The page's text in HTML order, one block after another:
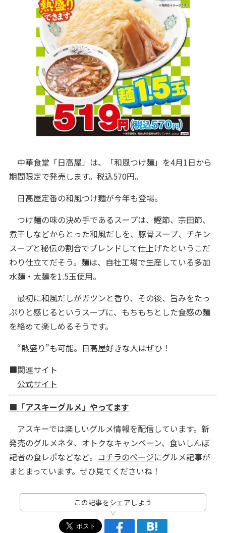
中華食堂「日高屋」は、「和風つけ麺」を4月1日から
期間限定で発売します。税込570円。
日高屋定番の和風つけ麺が今年も登場。
つけ麺の味の決め手であるスープは、鰹節、宗田節、
煮干しなどからとった和風だしを、豚骨スープ、チキン
スープと秘伝の割合でブレンドして仕上げたというこだ
わり仕立てだそう。麺は、自社工場で生産している多加
水麺・太麺を1.5玉使用。
最初に和風だしがガツンと香り、その後、旨みをたっ
ぷりと感じるというスープに、もちもちとした食感の麺
を絡めて楽しめるそうです。
“熱盛り”も可能。日高屋好きな人はぜひ！
■関連サイト
公式サイト
■「アスキーグルメ」やってます
アスキーでは楽しいグルメ情報を配信しています。新
発売のグルメネタ、オトクなキャンペーン、食いしんぼ
記者の食レポなどなど。 コチラのページにグルメ記事が
まとまっています。ぜひ見てくださいね！
この記事をシェアしよう